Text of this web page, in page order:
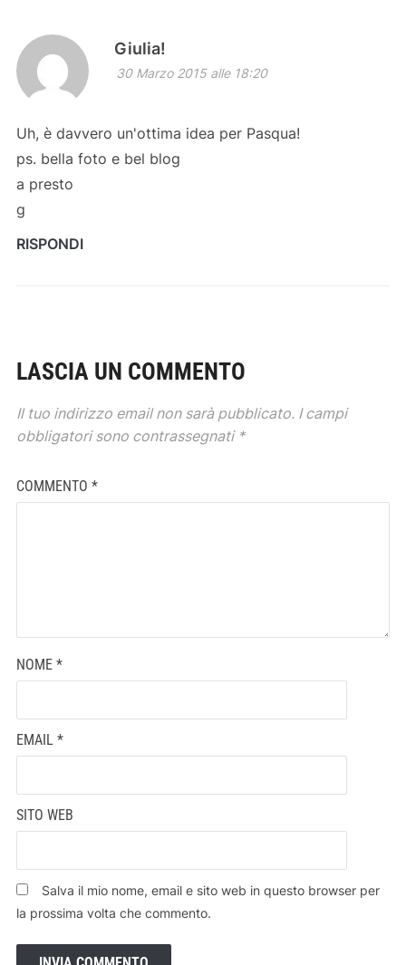
Giulia!
30 Marzo 2015 alle 18:20
Uh, è davvero un'ottima idea per Pasqua!
ps. bella foto e bel blog
a presto
g
RISPONDI
LASCIA UN COMMENTO
Il tuo indirizzo email non sarà pubblicato. I campi
obbligatori sono contrassegnati *
COMMENTO *
NOME *
EMAIL *
SITO WEB
Salva il mio nome, email e sito web in questo browser per
la prossima volta che commento.